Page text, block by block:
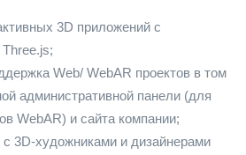
3D приложений с
Web/ WebAR проектов в том
административной панели (для
WebAR) и сайта компании;
3D-художниками и дизайнерами